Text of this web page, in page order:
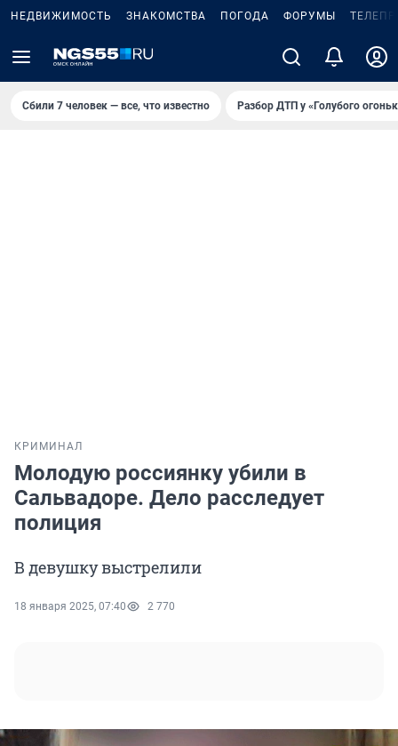
НЕДВИЖИМОСТЬ ЗНАКОМСТВА ПОГОДА ФОРУМЫ
Сбили 7 человек — все, что известно Разбор ДТП у «Голубого
КРИМИНАЛ
Молодую россиянку убили в
Сальвадоре. Дело расследует
полиция
В девушку выстрелили
18 января 2025, 07:40 2 770